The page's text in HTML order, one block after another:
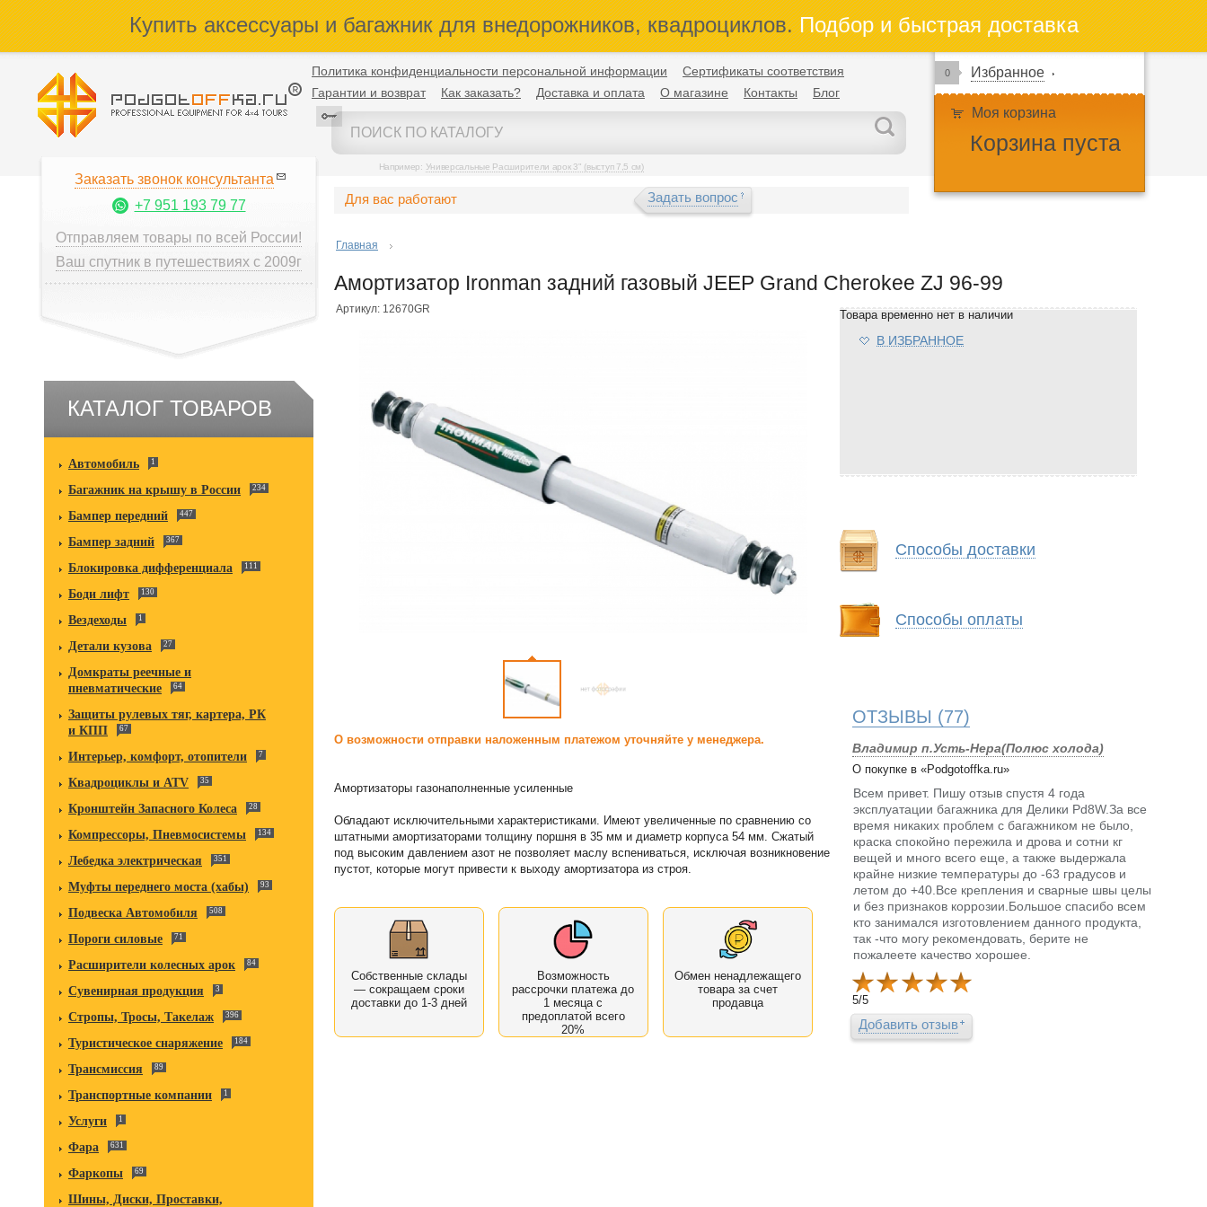
Купить аксессуары и багажник для внедорожников, квадроциклов.Подбор и быстрая доставка
Политика конфиденциальности персональной информации
Сертификаты соответствия
Гарантии и возврат
Как заказать? Доставка и оплата О магазине Контакты Блог
Например: Универсальные Расширители арок 3" (выступ 7,5 см)
0 Избранное
Моя корзина
Корзина пуста
Заказать звонок консультанта
+7 951 193 79 77
Отправляем товары по всей России!
Ваш спутник в путешествиях с 2009г
КАТАЛОГ ТОВАРОВ
Автомобиль 1
Багажник на крышу в России 234
Бампер передний 447
Бампер задний 367
Блокировка дифференциала 111
Боди лифт 130
Вездеходы 1
Детали кузова 27
Домкраты реечные и
пневматические
64
Защиты рулевых тяг, картера, РК
и КПП
67
Интерьер, комфорт, отопители 7
Квадроциклы и ATV 35
Кронштейн Запасного Колеса 28
Компрессоры, Пневмосистемы 134
Лебедка электрическая 351
Муфты переднего моста (хабы) 93
Подвеска Автомобиля 508
Пороги силовые 71
Расширители колесных арок 84
Сувенирная продукция 3
Стропы, Тросы, Такелаж 396
Туристическое снаряжение 184
Трансмиссия 89
Транспортные компании 1
Услуги 1
Фара 631
Фаркопы 69
Шины, Диски, Проставки,
Для вас работают Задать вопрос
Главная
Амортизатор Ironman задний газовый JEEP Grand Cherokee ZJ 96-99
Артикул: 12670GR
О возможности отправки наложенным платежом уточняйте у менеджера.
Амортизаторы газонаполненные усиленные
Обладают исключительными характеристиками. Имеют увеличенные по сравнению со
штатными амортизаторами толщину поршня в 35 мм и диаметр корпуса 54 мм. Сжатый
под высоким давлением азот не позволяет маслу вспениваться, исключая возникновение
пустот, которые могут привести к выходу амортизатора из строя.
Собственные склады
— сокращаем сроки
доставки до 1-3 дней
Возможность
рассрочки платежа до
1 месяца с
предоплатой всего
20%
Обмен ненадлежащего
товара за счет
продавца
Товара временно нет в наличии
В ИЗБРАННОЕ
Способы доставки
Способы оплаты
ОТЗЫВЫ (77)
Владимир п.Усть-Нера(Полюс холода)
О покупке в «Podgotoffka.ru»
Всем привет. Пишу отзыв спустя 4 года
эксплуатации багажника для Делики Pd8W.За все
время никаких проблем с багажником не было,
краска спокойно пережила и дрова и сотни кг
вещей и много всего еще, а также выдержала
крайне низкие температуры до -63 градусов и
летом до +40.Все крепления и сварные швы целы
и без признаков коррозии.Большое спасибо всем
кто занимался изготовлением данного продукта,
так -что могу рекомендовать, берите не
пожалеете качество хорошее.
5/5
Добавить отзыв